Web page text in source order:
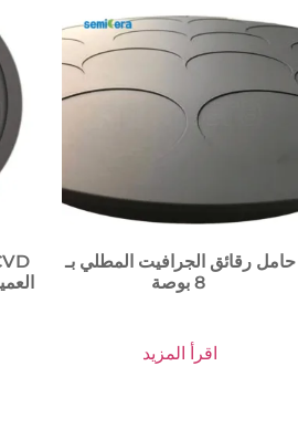
حامل رقائق الجرافيت المطلي بـ
8 بوصة
اقرأ المزيد